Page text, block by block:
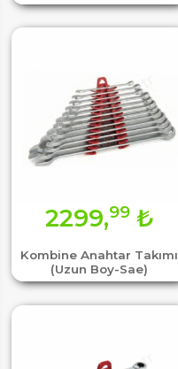
Kombine Anahtar Takımı
(Uzun Boy-Sae)
2299,99₺